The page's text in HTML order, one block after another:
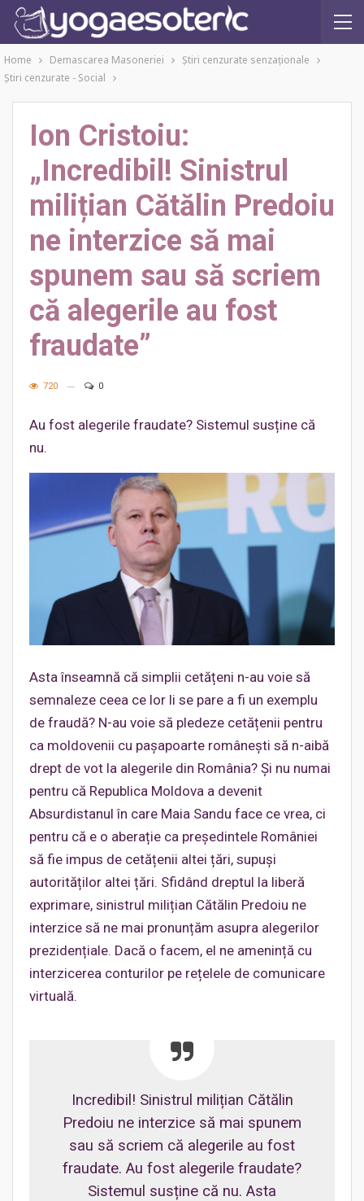
Home Demascarea Masoneriei
Ştiri cenzurate senzaţionale
Ştiri cenzurate - Social
Ion Cristoiu:
„Incredibil! Sinistrul
milițian Cătălin Predoiu
ne interzice să mai
spunem sau să scriem
că alegerile au fost
fraudate”
720 0
Au fost alegerile fraudate? Sistemul susține că
nu.
Asta înseamnă că simplii cetățeni n-au voie să
semnaleze ceea ce lor li se pare a fi un exemplu
de fraudă? N-au voie să pledeze cetățenii pentru
ca moldovenii cu pașapoarte românești să n-aibă
drept de vot la alegerile din România? Și nu numai
pentru că Republica Moldova a devenit
Absurdistanul în care Maia Sandu face ce vrea, ci
pentru că e o aberație ca președintele României
să fie impus de cetățenii altei țări, supuși
autorităților altei țări. Sfidând dreptul la liberă
exprimare, sinistrul milițian Cătălin Predoiu ne
interzice să ne mai pronunțăm asupra alegerilor
prezidențiale. Dacă o facem, el ne amenință cu
interzicerea conturilor pe rețelele de comunicare
virtuală.
Incredibil! Sinistrul milițian Cătălin
Predoiu ne interzice să mai spunem
sau să scriem că alegerile au fost
fraudate. Au fost alegerile fraudate?
Sistemul susține că nu. Asta